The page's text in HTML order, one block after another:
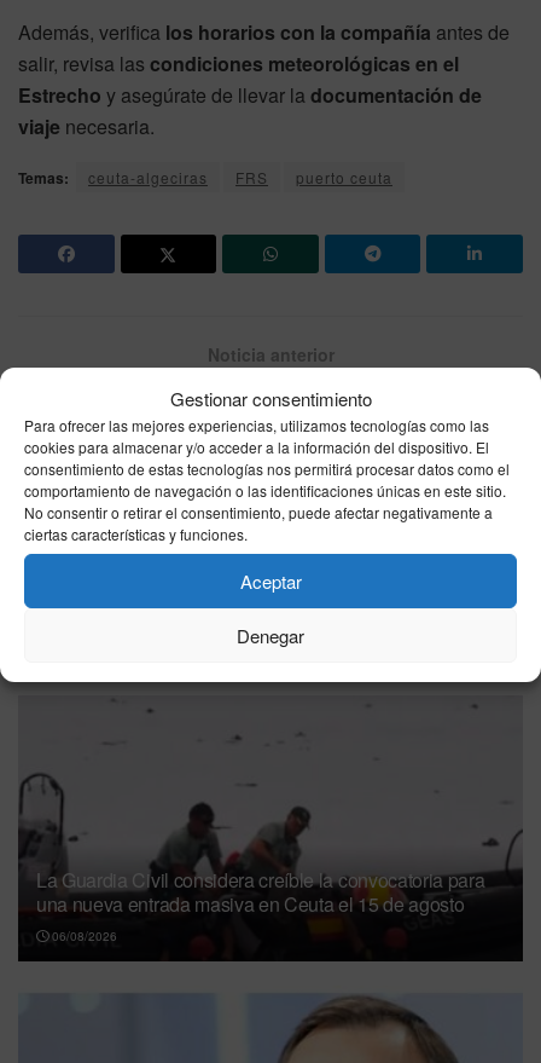
Gestionar consentimiento
Para ofrecer las mejores experiencias, utilizamos tecnologías como las
cookies para almacenar y/o acceder a la información del dispositivo. El
consentimiento de estas tecnologías nos permitirá procesar datos como el
comportamiento de navegación o las identificaciones únicas en este sitio.
No consentir o retirar el consentimiento, puede afectar negativamente a
ciertas características y funciones.
Aceptar
Denegar
Además, verifica los horarios con la compañía antes de
salir, revisa las condiciones meteorológicas en el
Estrecho y asegúrate de llevar ladocumentación de
viaje necesaria.
Temas: ceuta-algeciras FRS puerto ceuta
Noticia anterior
Tiempo en Ceuta hoy, martes 12 de mayo: AEMET
avisa de intervalos nubosos con lluvia escasa y 21°C
Siguiente noticia
Avance de “Sueños de libertad” del martes 12 de
mayo: Digna y Gabriel unen fuerzas por la empresa
La Guardia Civil considera creíble la convocatoria para
una nueva entrada masiva en Ceuta el 15 de agosto
06/08/2026